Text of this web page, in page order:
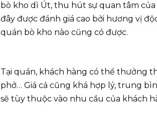
bò kho dì Út, thu hút sự quan tâm
đây được đánh giá cao bởi hương vị
quán bò kho nào cũng có được.
Tại quán, khách hàng có thể thưởng
phở… Giá cả cũng khá hợp lý, trung
sẽ tùy thuộc vào nhu cầu của khách